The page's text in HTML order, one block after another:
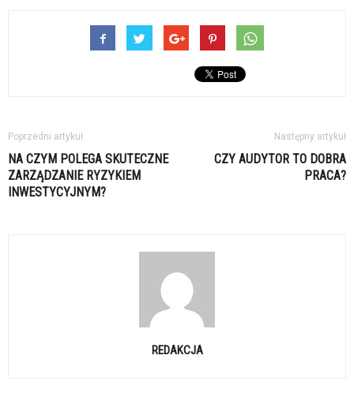
Poprzedni artykuł
NA CZYM POLEGA SKUTECZNE
ZARZĄDZANIE RYZYKIEM
INWESTYCYJNYM?
Następny artykuł
CZY AUDYTOR TO DOBRA
PRACA?
REDAKCJA